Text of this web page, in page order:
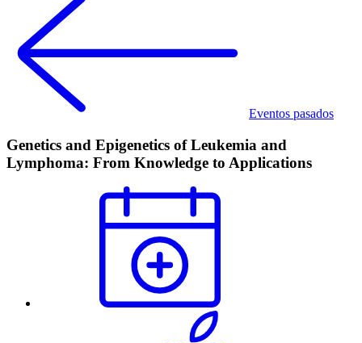
Eventos pasados
Genetics and Epigenetics of Leukemia and
Lymphoma: From Knowledge to Applications